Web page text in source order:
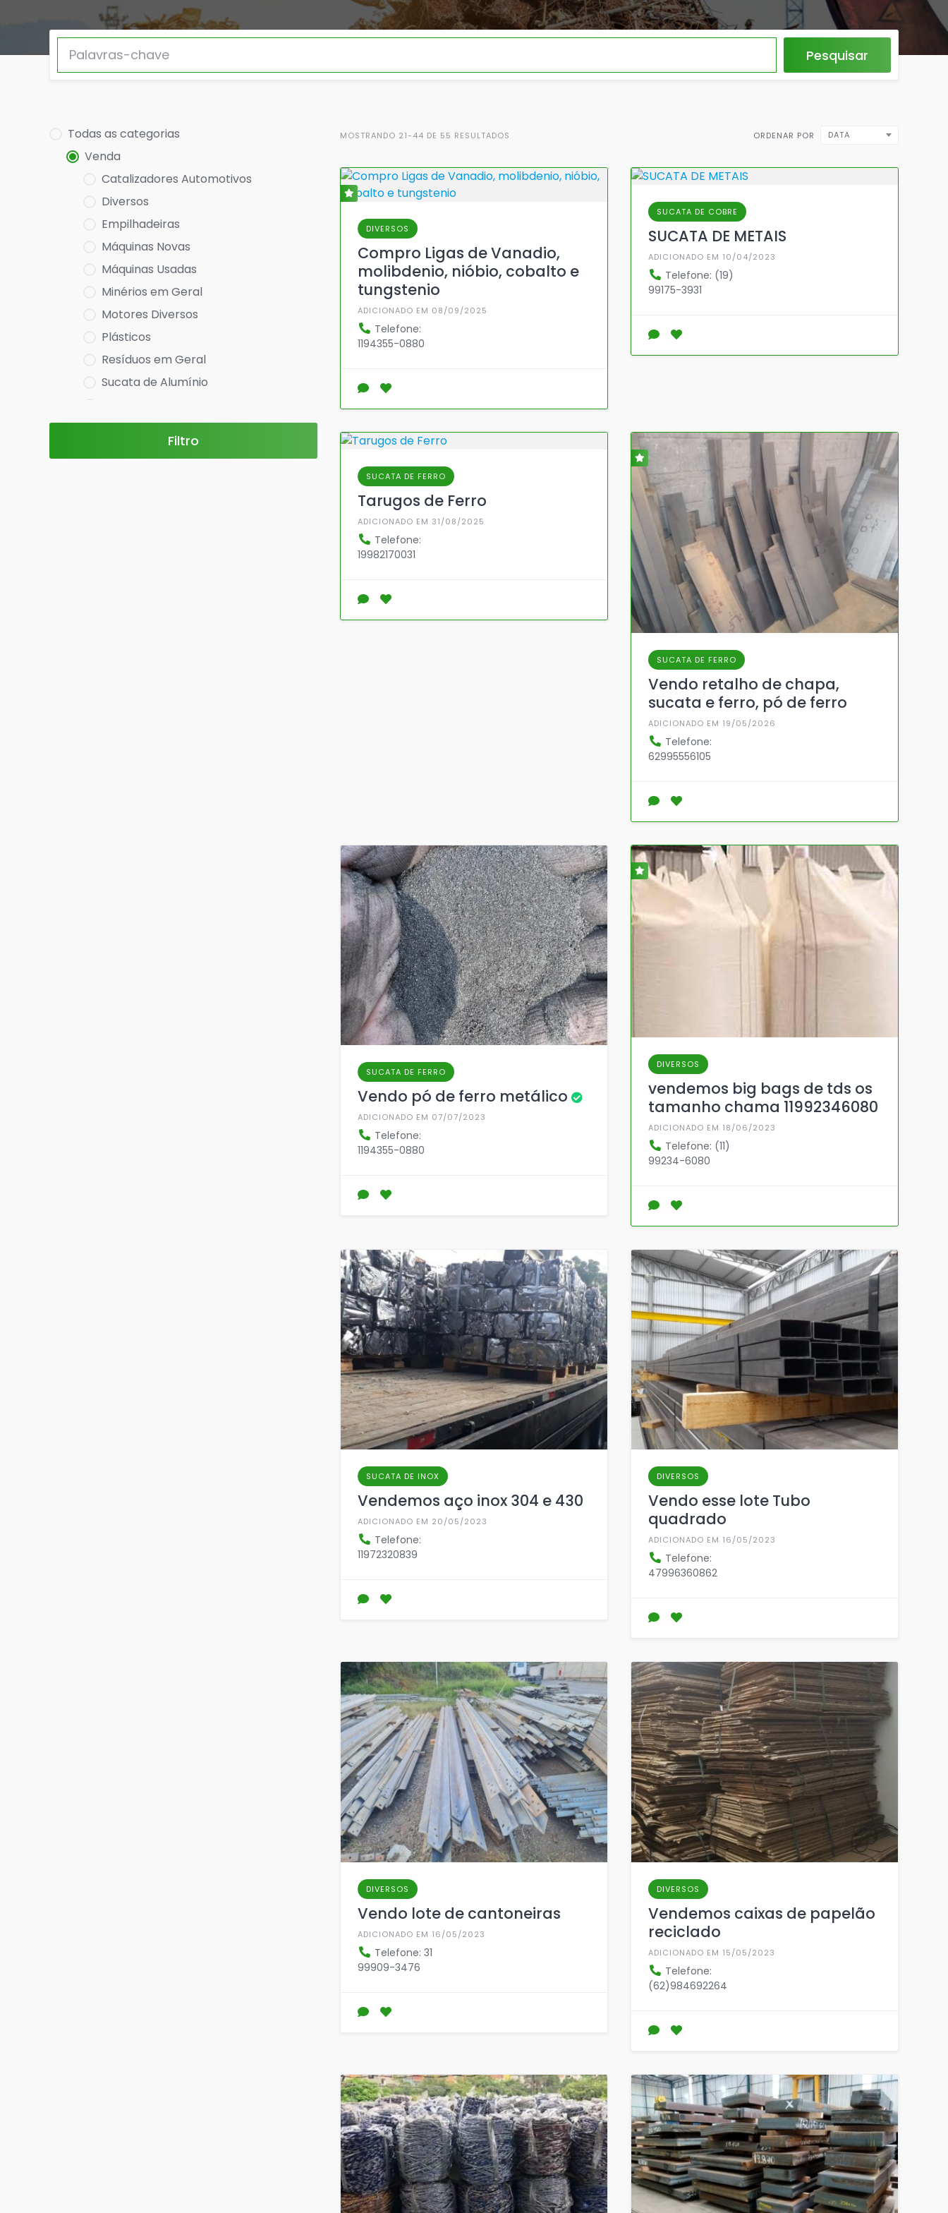
Pesquisar
Todas as categorias
Venda
Catalizadores Automotivos
Diversos
Empilhadeiras
Máquinas Novas
Máquinas Usadas
Minérios em Geral
Motores Diversos
Plásticos
Resíduos em Geral
Sucata de Alumínio
Sucata de Cobre
Sucata de Eletrônica
Filtro
MOSTRANDO 21-44 DE 55 RESULTADOS ORDENAR POR DATA
DIVERSOS
Compro Ligas de Vanadio,
molibdenio, nióbio, cobalto e
tungstenio
ADICIONADO EM 08/09/2025
Telefone:
1194355-0880
SUCATA DE COBRE
SUCATA DE METAIS
ADICIONADO EM 10/04/2023
Telefone: (19)
99175-3931
SUCATA DE FERRO
Tarugos de Ferro
ADICIONADO EM 31/08/2025
Telefone:
19982170031
SUCATA DE FERRO
Vendo retalho de chapa,
sucata e ferro, pó de ferro
ADICIONADO EM 19/05/2026
Telefone:
62995556105
SUCATA DE FERRO
Vendo pó de ferro metálico
ADICIONADO EM 07/07/2023
Telefone:
1194355-0880
DIVERSOS
vendemos big bags de tds os
tamanho chama 11992346080
ADICIONADO EM 18/06/2023
Telefone: (11)
99234-6080
SUCATA DE INOX
Vendemos aço inox 304 e 430
ADICIONADO EM 20/05/2023
Telefone:
11972320839
DIVERSOS
Vendo esse lote Tubo
quadrado
ADICIONADO EM 16/05/2023
Telefone:
47996360862
DIVERSOS
Vendo lote de cantoneiras
ADICIONADO EM 16/05/2023
Telefone: 31
99909-3476
DIVERSOS
Vendemos caixas de papelão
reciclado
ADICIONADO EM 15/05/2023
Telefone:
(62)984692264